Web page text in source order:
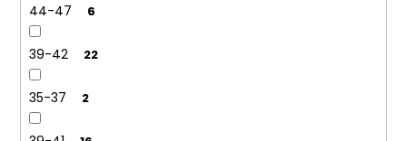
44-47 6
39-42 22
35-37 2